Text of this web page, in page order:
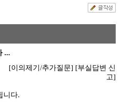
...
[이의제기/추가질문] [부실답변 신
고]
니다.